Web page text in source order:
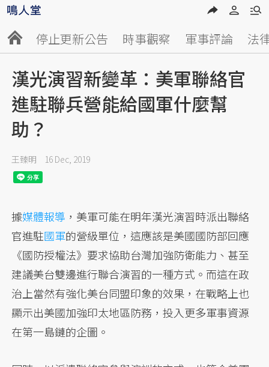
停止更新公告 時事觀察 軍事評論 法
漢光演習新變革：美軍聯絡官
進駐聯兵營能給國軍什麼幫
助？
王臻明 16 Dec, 2019
據媒體報導 ，美軍可能在明年漢光演習時派出聯絡
官進駐國軍的營級單位，這應該是美國國防部回應
《國防授權法》要求協助台灣加強防衛能力、甚至
建議美台雙邊進行聯合演習的一種方式。而這在政
治上當然有強化美台同盟印象的效果，在戰略上也
顯示出美國加強印太地區防務，投入更多軍事資源
在第一島鏈的企圖。